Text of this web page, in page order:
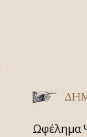
Ωφέλημα